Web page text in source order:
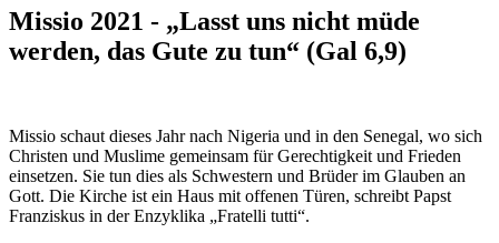
Missio 2021 - „Lasst uns nicht müde
werden, das Gute zu tun“ (Gal 6,9)
Missio schaut dieses Jahr nach Nigeria und in den Senegal, wo sich
Christen und Muslime gemeinsam für Gerechtigkeit und Frieden
einsetzen. Sie tun dies als Schwestern und Brüder im Glauben an
Gott. Die Kirche ist ein Haus mit offenen Türen, schreibt Papst
Franziskus in der Enzyklika „Fratelli tutti“.